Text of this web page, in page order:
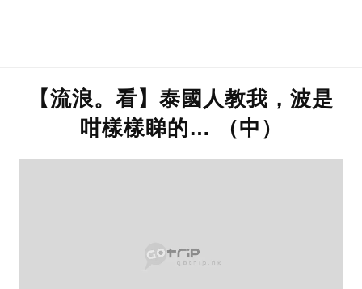
【流浪。看】泰國人教我，波是
咁樣樣睇的… （中）